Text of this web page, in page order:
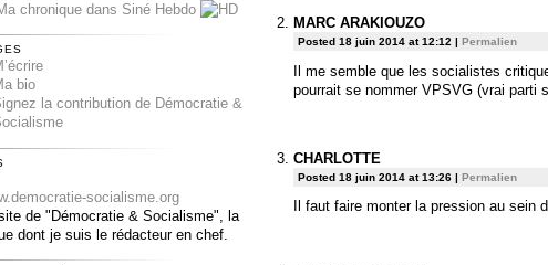
MARC ARAKIOUZO
Posted 18 juin 2014 at 12:12 Permalien
Il me semble que les socialistes
pourrait se nommer VPSVG (vrai parti
CHARLOTTE
Posted 18 juin 2014 at 13:26 | Permalien
Il faut faire monter la pression au
bio
la contribution de Démocratie &
socialisme.org
de "Démocratie & Socialisme", la
dont je suis le rédacteur en chef.